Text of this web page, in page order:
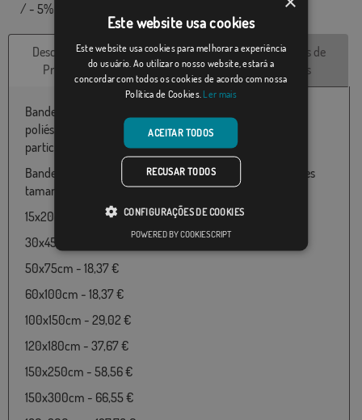
/ - 5% nas dimensões finais e tons de cores.
Descrição do
Produto
Características
técnicas
Avaliações de
clientes
Bandeira do Boca Juniors exterior disponível em 100%
poliéster e várias medidas de 060X100 até 180x300
particularmente adequado para uso ao ar livre.
Bandeira de Boca Juniors exterior disponível nos seguintes
tamanhos e preços:
15x20cm - 18,37 €
30x45cm - 18,37 €
50x75cm - 18,37 €
60x100cm - 18,37 €
100x150cm - 29,02 €
120x180cm - 37,67 €
150x250cm - 58,56 €
150x300cm - 66,55 €
Este website usa cookies
Este website usa cookies para melhorar a experiência
do usuário. Ao utilizar o nosso website, estará a
concordar com todos os cookies de acordo com nossa
Política de Cookies. Ler mais
ACEITAR TODOS
RECUSAR TODOS
CONFIGURAÇÕES DE COOKIES
POWERED BY COOKIESCRIPT